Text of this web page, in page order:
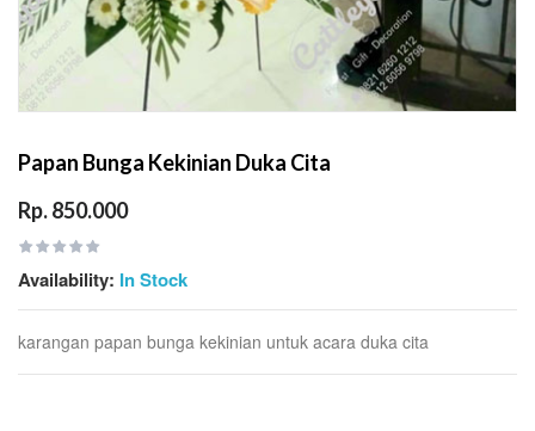
Papan Bunga Kekinian Duka Cita
Rp. 850.000
Availability: In Stock
karangan papan bunga kekinian untuk acara duka cita